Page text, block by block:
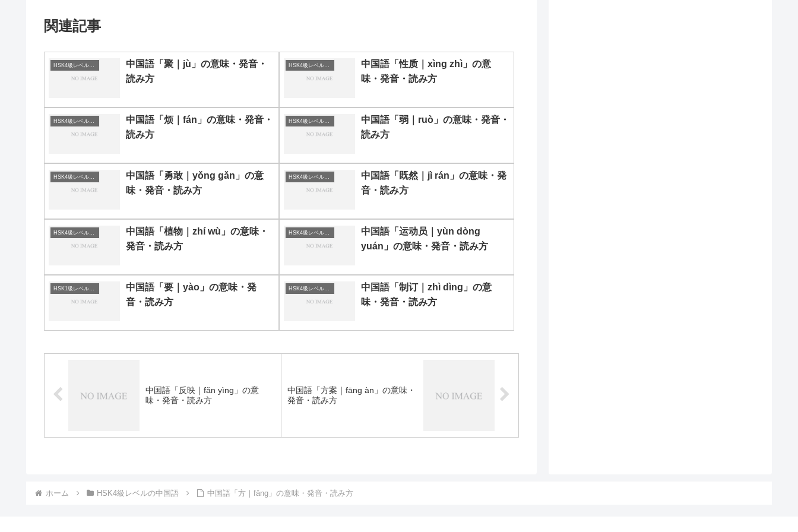
関連記事
中国語「聚｜jù」の意味・発音・
読み方
中国語「性质｜xìng zhì」の意
味・発音・読み方
中国語「烦｜fán」の意味・発音・
読み方
中国語「弱｜ruò」の意味・発音・
読み方
中国語「勇敢｜yǒng gǎn」の意
味・発音・読み方
中国語「既然｜jì rán」の意味・発
音・読み方
中国語「植物｜zhí wù」の意味・
発音・読み方
中国語「运动员｜yùn dòng
yuán」の意味・発音・読み方
中国語「要｜yào」の意味・発
音・読み方
中国語「制订｜zhì dìng」の意
味・発音・読み方
中国語「反映｜fǎn yìng」の意
味・発音・読み方
中国語「方案｜fāng àn」の意味・
発音・読み方
ホーム HSK4級レベルの中国語 中国語「方｜fāng」の意味・発音・読み方